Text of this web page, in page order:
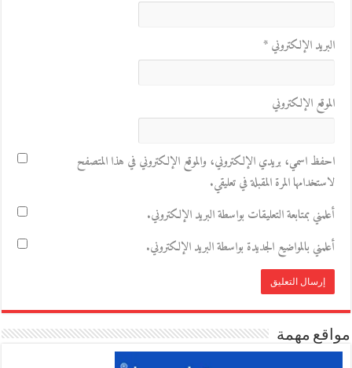
البريد الإلكتروني*
الموقع الإلكتروني
احفظ اسمي، بريدي الإلكتروني، والموقع الإلكتروني في هذا المتصفح
لاستخدامها المرة المقبلة في تعليقي.
أعلمني بمتابعة التعليقات بواسطة البريد الإلكتروني.
أعلمني بالمواضيع الجديدة بواسطة البريد الإلكتروني.
مواقع مهمة